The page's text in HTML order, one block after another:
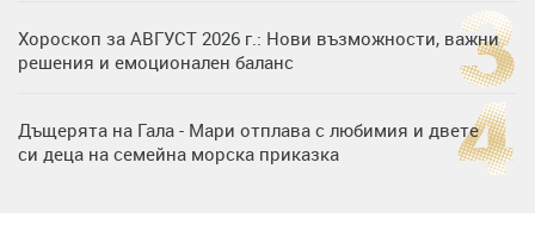
Хороскоп за АВГУСТ 2026 г.: Нови възможности, важни
решения и емоционален баланс
Дъщерята на Гала - Мари отплава с любимия и двете
си деца на семейна морска приказка